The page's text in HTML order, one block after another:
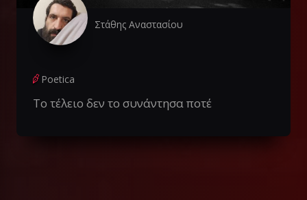
Στάθης Αναστασίου
Poetica
Το τέλειο δεν το συνάντησα ποτέ